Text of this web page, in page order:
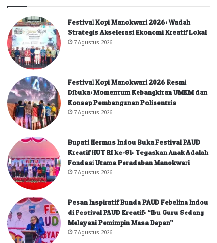
Festival Kopi Manokwari 2026: Wadah
Strategis Akselerasi Ekonomi Kreatif Lokal
7 Agustus 2026
Festival Kopi Manokwari 2026 Resmi
Dibuka: Momentum Kebangkitan UMKM dan
Konsep Pembangunan Polisentris
7 Agustus 2026
Bupati Hermus Indou Buka Festival PAUD
Kreatif HUT RI ke-81: Tegaskan Anak Adalah
Fondasi Utama Peradaban Manokwari
7 Agustus 2026
Pesan Inspiratif Bunda PAUD Febelina Indou
di Festival PAUD Kreatif: “Ibu Guru Sedang
Melayani Pemimpin Masa Depan”
7 Agustus 2026